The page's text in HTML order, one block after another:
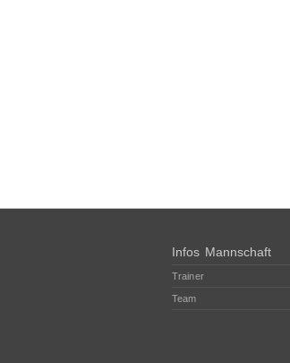
Infos Mannschaft
Trainer
Team